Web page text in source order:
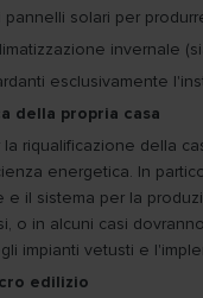
solari per
invernale
esclusivamente
della propria casa
la riqualificazione della
energetica. In
e il sistema per la
o in alcuni casi
impianti vetusti e
edilizio